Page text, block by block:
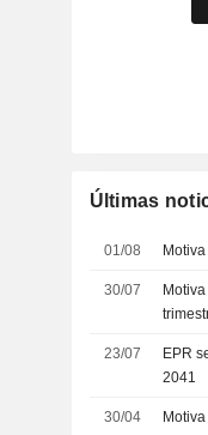
Últimas
01/08
30/07
23/07
EPR
2041
30/04